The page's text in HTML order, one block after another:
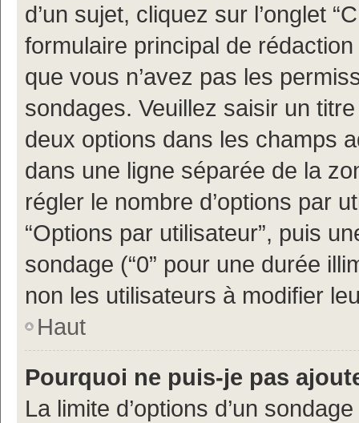
d’un sujet, cliquez sur l’onglet
formulaire principal de
que vous n’avez pas les
sondages. Veuillez saisir un
deux options dans les champs
dans une ligne séparée de la
régler le nombre d’options par
“Options par utilisateur”, puis
sondage (“0” pour une durée
non les utilisateurs à modifier
Haut
Pourquoi ne puis-je pas
La limite d’options d’un